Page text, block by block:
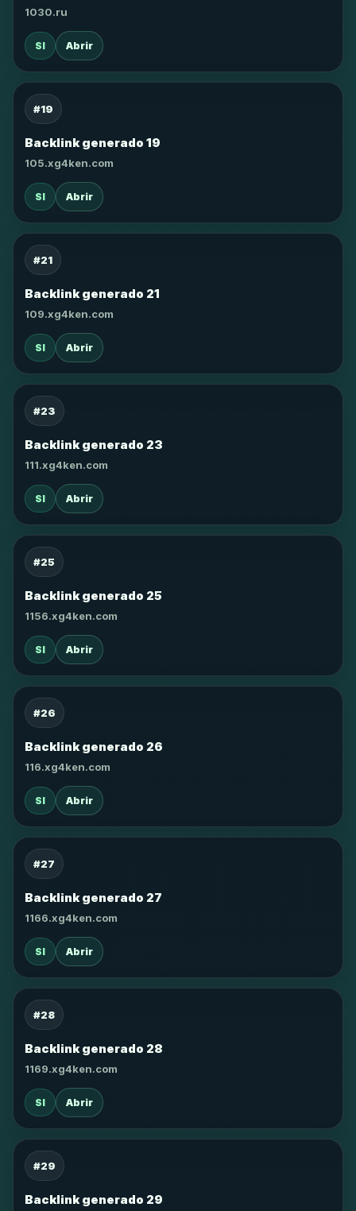
1030.ru
SI Abrir
#19
Backlink generado 19
105.xg4ken.com
SI Abrir
#21
Backlink generado 21
109.xg4ken.com
SI Abrir
#23
Backlink generado 23
111.xg4ken.com
SI Abrir
#25
Backlink generado 25
1156.xg4ken.com
SI Abrir
#26
Backlink generado 26
116.xg4ken.com
SI Abrir
#27
Backlink generado 27
1166.xg4ken.com
SI Abrir
#28
Backlink generado 28
1169.xg4ken.com
SI Abrir
#29
Backlink generado 29